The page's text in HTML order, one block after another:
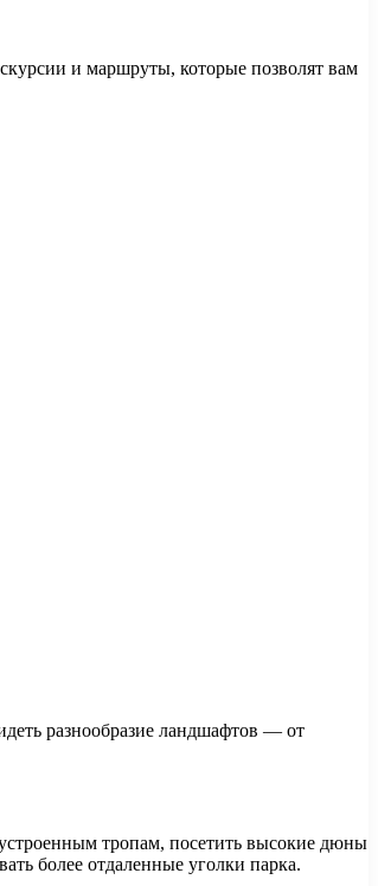
и маршруты, которые позволят вам
разнообразие ландшафтов — от
тропам, посетить высокие дюны
более отдаленные уголки парка.